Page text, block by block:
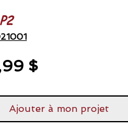
$
Ajouter à mon projet